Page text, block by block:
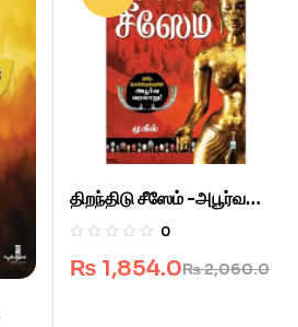
திறந்திடு சீஸேம் -அபூர்வ
வரலாறு.
0
₨2,060.0
₨ 1,854.0